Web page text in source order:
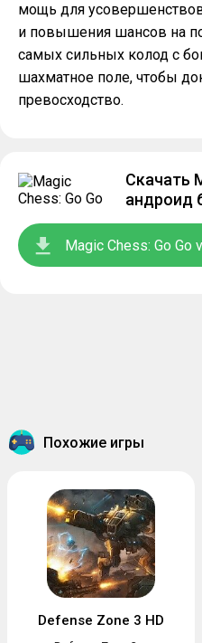
мощь для
и повышения шансов на
самых сильных колод с
шахматное поле, чтобы
превосходство.
Скачать
андроид
Magic Chess: Go Go
Похожие игры
Defense Zone 3 HD